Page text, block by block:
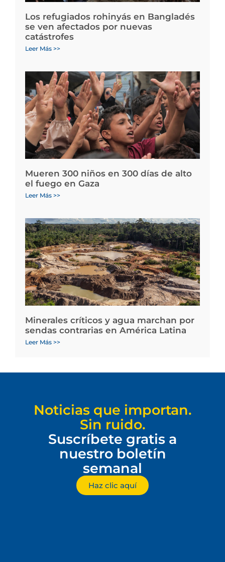
Los refugiados rohinyás en Bangladés
se ven afectados por nuevas
catástrofes
Leer Más >>
Mueren 300 niños en 300 días de alto
el fuego en Gaza
Leer Más >>
Minerales críticos y agua marchan por
sendas contrarias en América Latina
Leer Más >>
Noticias que importan.
Sin ruido.
Suscríbete gratis a
nuestro boletín
semanal
Haz clic aquí